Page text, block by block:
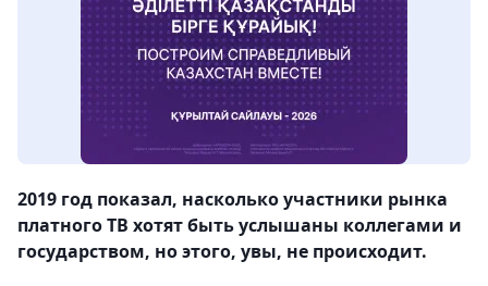
2019 год показал, насколько участники рынка
платного ТВ хотят быть услышаны коллегами и
государством, но этого, увы, не происходит.